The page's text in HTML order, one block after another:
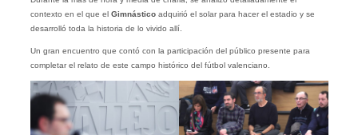
contexto en el que el Gimnásticoadquirió el solar para hacer el estadio y se
desarrolló toda la historia de lo vivido allí.
Un gran encuentro que contó con la participación del público presente para
completar el relato de este campo histórico del fútbol valenciano.